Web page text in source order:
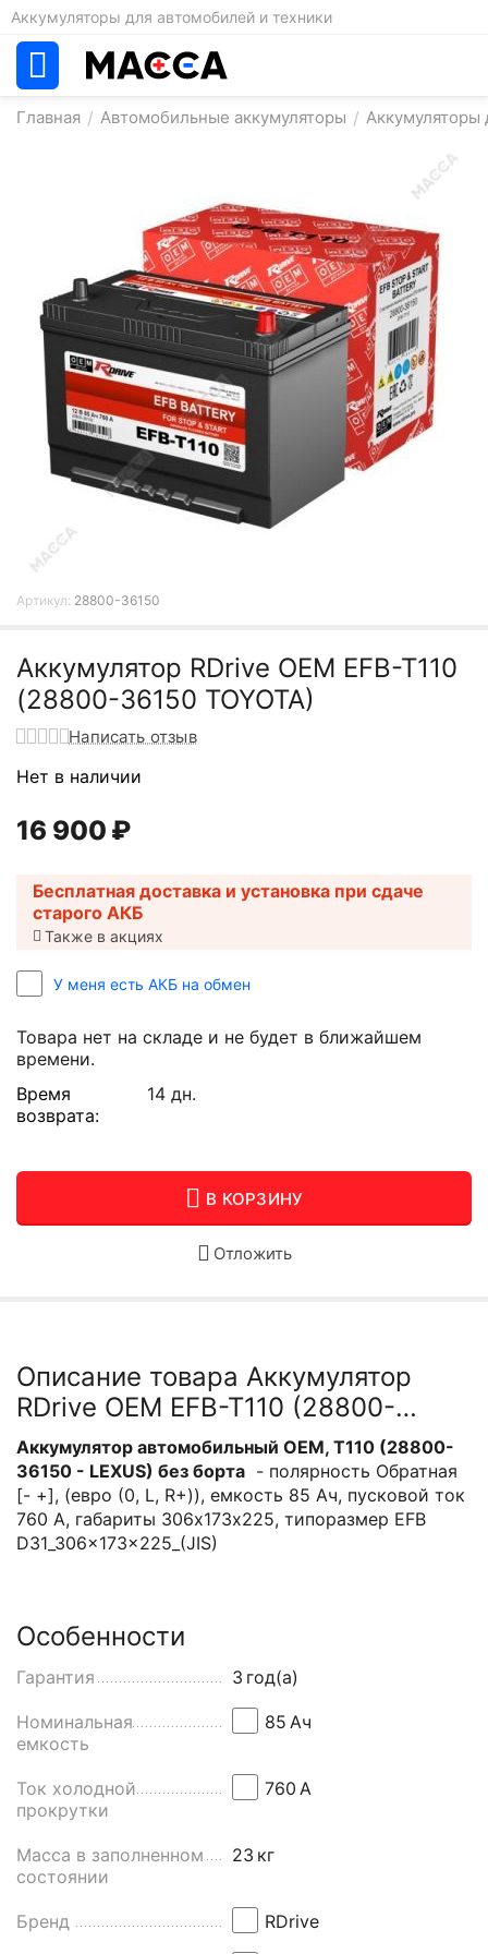
Аккумуляторы для автомобилей и техники
Главная / Автомобильные аккумуляторы / Аккумуляторы
Артикул: 28800-36150
Аккумулятор RDrive OEM EFB-T110
(28800-36150 TOYOTA)
Написать отзыв
Нет в наличии
16 900 ₽
Бесплатная доставка и установка при сдаче
старого АКБ
Также в акциях
У меня есть АКБ на обмен
Товара нет на складе и не будет в ближайшем
времени.
Время
возврата:
14 дн.
В КОРЗИНУ
Отложить
Описание товара Аккумулятор
RDrive OEM EFB-T110 (28800-
36150 TOYOTA)
Аккумулятор автомобильный OEM, T110 (28800-
36150 - LEXUS) без борта - полярность Обратная
[- +], (евро (0, L, R+)), емкость 85 Ач, пусковой ток
760 А, габариты 306х173х225, типоразмер EFB
D31_306×173×225_(JIS)
Особенности
Гарантия 3 год(а)
Номинальная
емкость
85 Aч
Ток холодной
прокрутки
760 А
Масса в заполненном
состоянии
23 кг
Бренд RDrive